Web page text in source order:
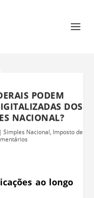
PODEM
DOS
NACIONAL?
Simples Nacional, Imposto de
ao longo